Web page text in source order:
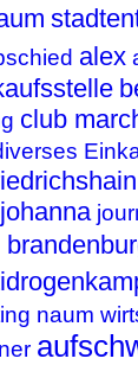
alex
club
johanna
naum